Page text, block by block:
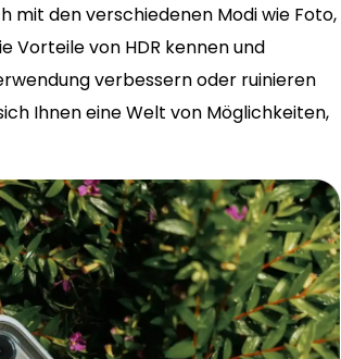
mit den verschiedenen Modi wie Foto,
Vorteile von HDR kennen und
verbessern oder ruinieren
Ihnen eine Welt von Möglichkeiten,